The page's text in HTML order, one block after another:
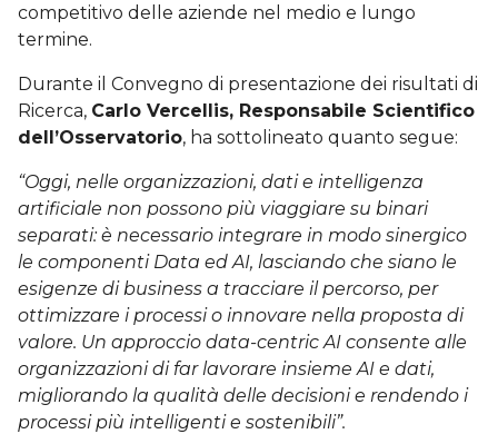
competitivo delle aziende nel medio e lungo
termine.
Durante il Convegno di presentazione dei risultati di
Ricerca, Carlo Vercellis, Responsabile Scientifico
dell’Osservatorio, ha sottolineato quanto segue:
“Oggi, nelle organizzazioni, dati e intelligenza
artificiale non possono più viaggiare su binari
separati: è necessario integrare in modo sinergico
le componenti Data ed AI, lasciando che siano le
esigenze di business a tracciare il percorso, per
ottimizzare i processi o innovare nella proposta di
valore. Un approccio data-centric AI consente alle
organizzazioni di far lavorare insieme AI e dati,
migliorando la qualità delle decisioni e rendendo i
processi più intelligenti e sostenibili”.